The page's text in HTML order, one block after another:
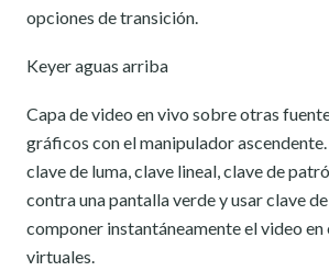
opciones de transición.
Keyer aguas arriba
Capa de video en vivo sobre otras
gráficos con el manipulador ascendente.
clave de luma, clave lineal, clave de
contra una pantalla verde y usar clave
componer instantáneamente el video en
virtuales.